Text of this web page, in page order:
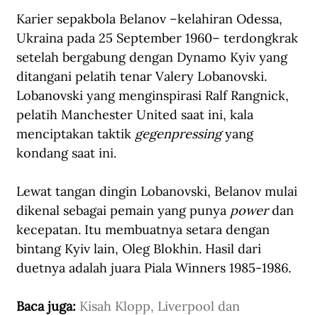
Karier sepakbola Belanov –kelahiran Odessa,
Ukraina pada 25 September 1960– terdongkrak
setelah bergabung dengan Dynamo Kyiv yang
ditangani pelatih tenar Valery Lobanovski.
Lobanovski yang menginspirasi Ralf Rangnick,
pelatih Manchester United saat ini, kala
menciptakan taktik gegenpressing yang
kondang saat ini.
Lewat tangan dingin Lobanovski, Belanov mulai
dikenal sebagai pemain yang punya power dan
kecepatan. Itu membuatnya setara dengan
bintang Kyiv lain, Oleg Blokhin. Hasil dari
duetnya adalah juara Piala Winners 1985-1986.
Baca juga: Kisah Klopp, Liverpool dan